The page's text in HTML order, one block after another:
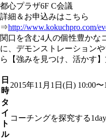
都心プラザ6F C会議
詳細＆お申込みはこちら
⇒http://www.kokuchpro.com/
関口を含む4人の個性豊かな
に、デモンストレーション
ら【強みを見つけ、活かす
日
時
2015年11月1日(日) 10:00〜
タ
イ
ト
ル
コーチングを探究する